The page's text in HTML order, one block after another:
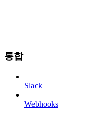
통합
Slack
Webhooks